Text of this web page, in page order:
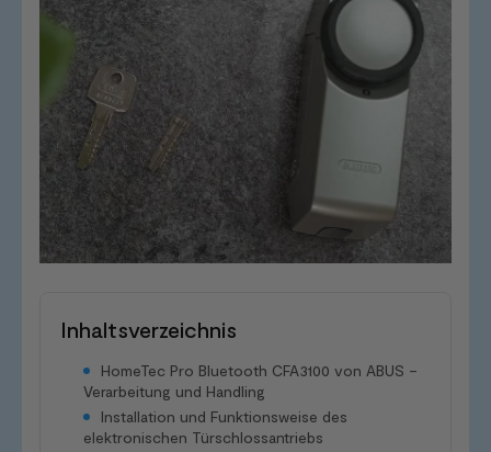
Inhaltsverzeichnis
HomeTec Pro Bluetooth CFA3100 von ABUS –
Verarbeitung und Handling
Installation und Funktionsweise des
elektronischen Türschlossantriebs